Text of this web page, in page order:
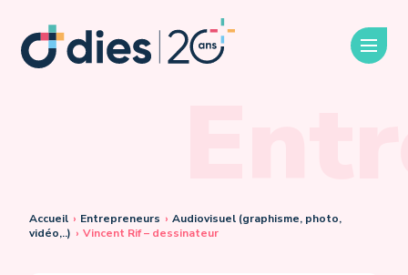
Accueil › Entrepreneurs › Audiovisuel (graphisme, photo,
vidéo,..) › Vincent Rif – dessinateur